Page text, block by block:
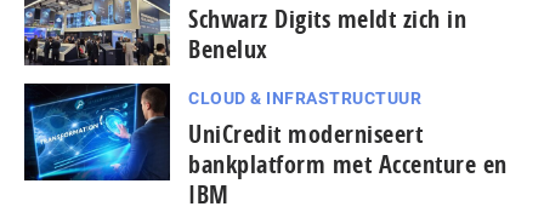
Schwarz Digits meldt zich in
Benelux
CLOUD & INFRASTRUCTUUR
UniCredit moderniseert
bankplatform met Accenture en
IBM